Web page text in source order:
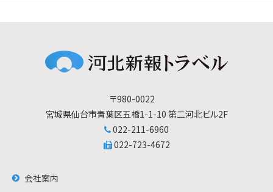
〒980-0022
宮城県仙台市青葉区五橋1-1-10 第二河北ビル2F
022-211-6960
022-723-4672
会社案内